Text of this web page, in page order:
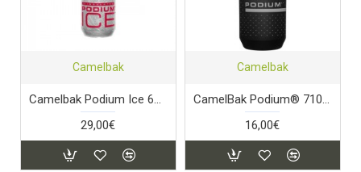
Camelbak
Camelbak Podium Ice 620ml Fiery Red/White
29,00€
Camelbak
CamelBak Podium® 710ml Black – Παγούρι Ποδηλάτου
16,00€